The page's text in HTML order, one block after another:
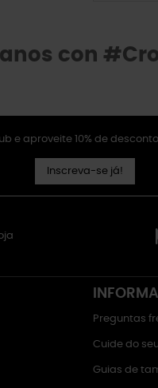
con
e aproveite 10% de
Inscreva-se já!
Preguntas
Cuide do
Guias de